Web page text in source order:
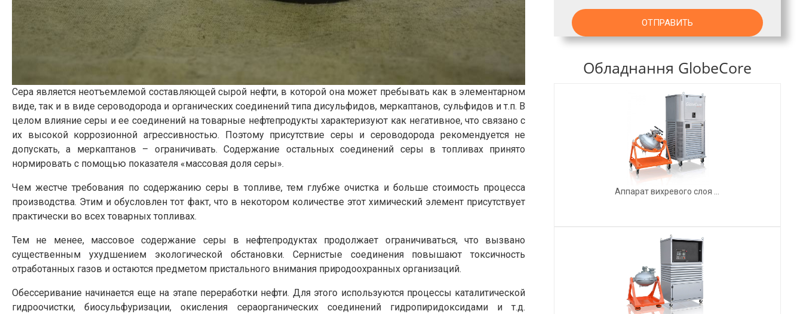
Сера является неотъемлемой составляющей сырой нефти, в которой она может пребывать как в элементарном
виде, так и в виде сероводорода и органических соединений типа дисульфидов, меркаптанов, сульфидов и т.п. В
целом влияние серы и ее соединений на товарные нефтепродукты характеризуют как негативное, что связано с
их высокой коррозионной агрессивностью. Поэтому присутствие серы и сероводорода рекомендуется не
допускать, а меркаптанов – ограничивать. Содержание остальных соединений серы в топливах принято
нормировать с помощью показателя «массовая доля серы».
Чем жестче требования по содержанию серы в топливе, тем глубже очистка и больше стоимость процесса
производства. Этим и обусловлен тот факт, что в некотором количестве этот химический элемент присутствует
практически во всех товарных топливах.
Тем не менее, массовое содержание серы в нефтепродуктах продолжает ограничиваться, что вызвано
существенным ухудшением экологической обстановки. Сернистые соединения повышают токсичность
отработанных газов и остаются предметом пристального внимания природоохранных организаций.
Обессеривание начинается еще на этапе переработки нефти. Для этого используются процессы каталитической
гидроочистки, биосульфуризации, окисления сераорганических соединений гидропиридоксидами и т.д.
Обладнання GlobeCore
Аппарат вихревого слоя ...